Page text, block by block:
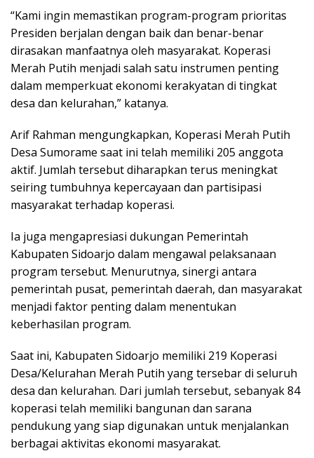
“Kami ingin memastikan program-program prioritas
Presiden berjalan dengan baik dan benar-benar
dirasakan manfaatnya oleh masyarakat. Koperasi
Merah Putih menjadi salah satu instrumen penting
dalam memperkuat ekonomi kerakyatan di tingkat
desa dan kelurahan,” katanya.
Arif Rahman mengungkapkan, Koperasi Merah Putih
Desa Sumorame saat ini telah memiliki 205 anggota
aktif. Jumlah tersebut diharapkan terus meningkat
seiring tumbuhnya kepercayaan dan partisipasi
masyarakat terhadap koperasi.
Ia juga mengapresiasi dukungan Pemerintah
Kabupaten Sidoarjo dalam mengawal pelaksanaan
program tersebut. Menurutnya, sinergi antara
pemerintah pusat, pemerintah daerah, dan masyarakat
menjadi faktor penting dalam menentukan
keberhasilan program.
Saat ini, Kabupaten Sidoarjo memiliki 219 Koperasi
Desa/Kelurahan Merah Putih yang tersebar di seluruh
desa dan kelurahan. Dari jumlah tersebut, sebanyak 84
koperasi telah memiliki bangunan dan sarana
pendukung yang siap digunakan untuk menjalankan
berbagai aktivitas ekonomi masyarakat.